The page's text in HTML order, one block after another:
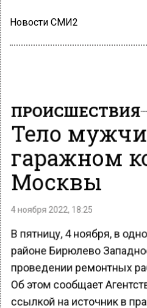
Новости СМИ2
ПРОИСШЕСТВИЯ
Тело
гаражном
Москвы
4 ноября 2022, 18:25
В пятницу, 4 ноября, в
районе Бирюлево
проведении ремонтных
Об этом сообщает
ссылкой на источник в